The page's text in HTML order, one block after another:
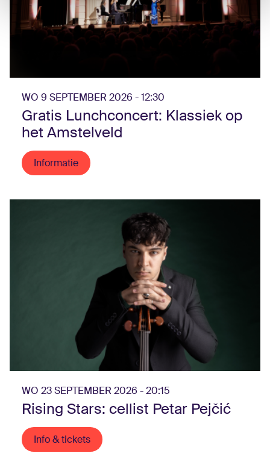
WO 9 SEPTEMBER 2026 - 12:30
Gratis Lunchconcert: Klassiek op
het Amstelveld
Informatie
WO 23 SEPTEMBER 2026 - 20:15
Rising Stars: cellist Petar Pejčić
Info & tickets